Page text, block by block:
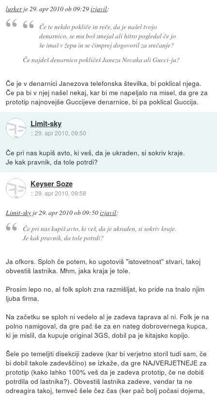
lurkerje29. apr 2010 ob 09:29izjavil:
Če te nekdo pokliče in reče, da je našel tvojo
denarnico, se mu boš smejal ali hitro pogledal če jo
še imaš v žepu in se čimprej dogovoril za srečanje?
Če najdeš denarnico pokličeš Janeza Novaka ali Gucci-ja?
Če je v denarnici Janezova telefonska številka, bi poklical njega.
Če pa bi v njej našel nekaj, kar bi me napeljalo na misel, da gre za
prototip najnovejše Guccijeve denarnice, bi pa poklical Guccija.
Limit-sky
::29. apr 2010, 09:50
Če pri nas kupiš avto, ki veš, da je ukraden, si sokriv kraje.
Je kak pravnik, da tole potrdi?
Keyser Soze
::29. apr 2010, 09:58
Limit-sky je29. apr 2010 ob 09:50izjavil:
Če pri nas kupiš avto, ki veš, da je ukraden, si sokriv kraje.
Je kak pravnik, da tole potrdi?
Ja ofkors. Sploh če potem, ko ugotoviš "istovetnost" stvari, takoj
obvestiš lastnika. Mhm, jaka kraja je tole.
Prosim lepo no, al folk sploh zna razmišljat, ko pride na tnalo njim
ljuba firma.
Na začetku se sploh ni vedelo al je zadeva taprava al ni. Folk je na
polno namigoval, da gre pač še za en nateg dobrovernega kupca,
ki je mislil, da kupuje original 3GS, dobil pa je kitajsko kopijo.
Šele po temeljiti disekciji zadeve (kar bi verjetno storil tudi sam, če
bi dobil takole zadevščino) se izkaže, da gre NAJVERJETNEJE za
prototip (kako lahko 100% veš da je zadeva prototip, če ne dobiš
potrdila od lastnika?). Obvestiš lastnika zadeve, vendar ta ne
odreagira takoj, temveč šele čez čas (ker pač bolj počasi dojema,